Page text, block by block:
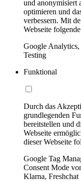
und anonymisiert
optimieren und
verbessern. Mit
Webseite
Google
Testing
Funktional
Durch das
grundlegenden
bereitstellen und
Webseite
dieser Webseite
Google Tag
Consent Mode
Klarna, Freshchat